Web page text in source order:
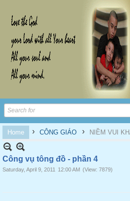
Home › CÔNG GIÁO › NIỀM VUI
Công vụ tông đồ - phần 4
Saturday, April 9, 2011 12:00 AM (View: 7879)